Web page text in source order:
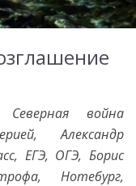
война
Александр
ЕГЭ, ОГЭ, Борис
Нотебург,